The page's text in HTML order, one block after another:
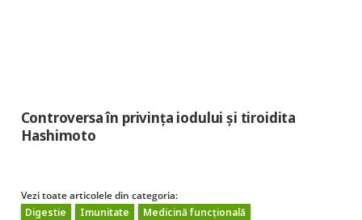
Controversa în privința iodului și tiroidita
Hashimoto
Vezi toate articolele din categoria:
Digestie
Imunitate Medicină funcțională